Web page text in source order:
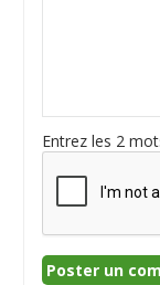
Entrez les 2